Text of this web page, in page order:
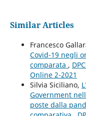
Similar Articles
Francesco
Covid-19 negli
comparata ,
Online 2-2021
Silvia Siciliano,
Government
poste dalla